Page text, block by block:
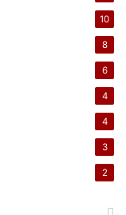
10
8
6
4
4
3
2